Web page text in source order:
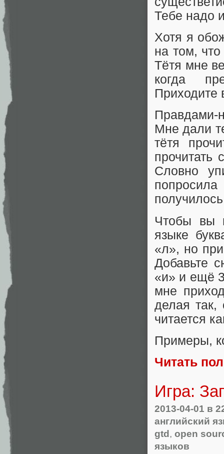
Тебе надо
Хотя я
на том,
Тётя мне
когда
Приходите
Правдами-
Мне дали
тётя
прочитать
Словно
Чтобы вы
языке
«л», но
Добавьте
«и» и ещё
мне
делая так,
читается
Примеры,
Читать
Игра:
2013-04-01 в
английский
gtd, open
языков